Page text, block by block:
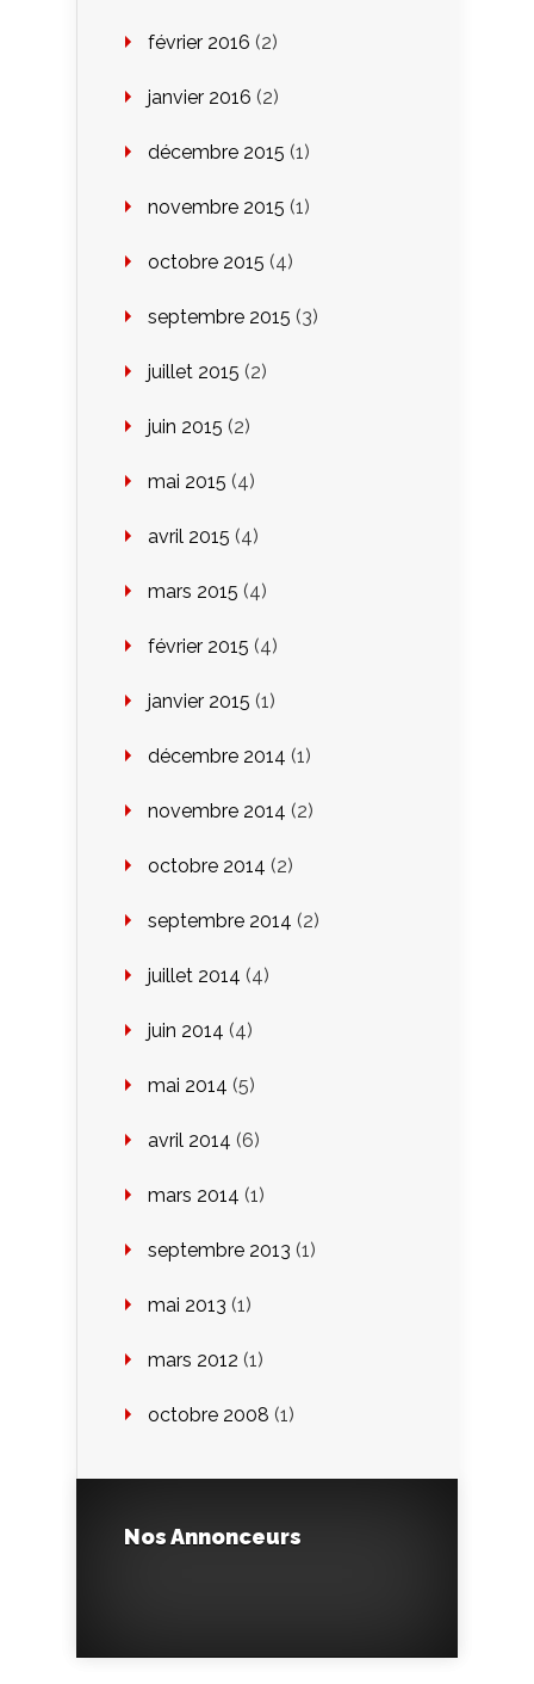
février 2016 (2)
janvier 2016 (2)
décembre 2015 (1)
novembre 2015 (1)
octobre 2015 (4)
septembre 2015 (3)
juillet 2015 (2)
juin 2015 (2)
mai 2015 (4)
avril 2015 (4)
mars 2015 (4)
février 2015 (4)
janvier 2015 (1)
décembre 2014 (1)
novembre 2014 (2)
octobre 2014 (2)
septembre 2014 (2)
juillet 2014 (4)
juin 2014 (4)
mai 2014 (5)
avril 2014 (6)
mars 2014 (1)
septembre 2013 (1)
mai 2013 (1)
mars 2012 (1)
octobre 2008 (1)
Nos Annonceurs